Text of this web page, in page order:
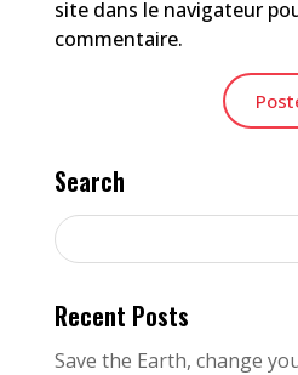
site dans le navigateur
commentaire.
Search
Recent Posts
Save the Earth, change